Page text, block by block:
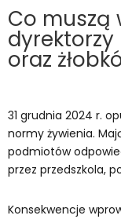
Co muszą
oraz
31 grudnia 2024 r.
normy żywienia.
podmiotów
przez przedszkola,
Konsekwencje